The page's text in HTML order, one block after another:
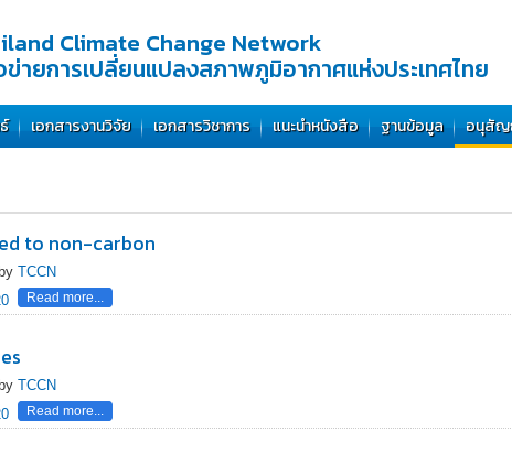
Climate Change Network
ข่ายการเปลี่ยนแปลงสภาพภูมิอากาศแห่งประเทศไทย
เอกสารงานวิจัย เอกสารวิชาการ แนะนำหนังสือ ฐานข้อมูล อนุสัญ
to non-carbon
TCCN
Read more...
TCCN
Read more...